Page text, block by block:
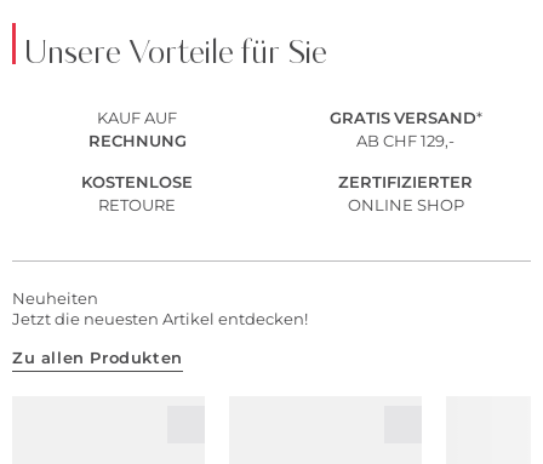
Unsere Vorteile für Sie
KAUF AUF
RECHNUNG
GRATIS VERSAND*
AB CHF 129,-
KOSTENLOSE
RETOURE
ZERTIFIZIERTER
ONLINE SHOP
Neuheiten
Jetzt die neuesten Artikel entdecken!
Zu allen Produkten